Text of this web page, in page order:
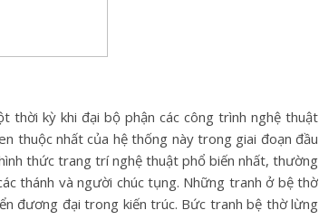
thời kỳ khi đại bộ phận các công trình nghệ thuật
thuộc nhất của hệ thống này trong giai đoạn đầu
thức trang trí nghệ thuật phổ biến nhất, thường
thánh và người chúc tụng. Những tranh ở bệ thờ
đương đại trong kiến trúc. Bức tranh bệ thờ lừng